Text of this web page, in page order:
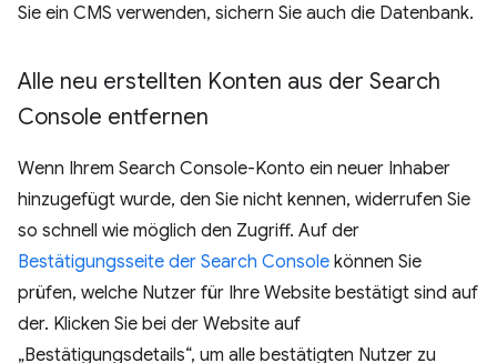
Sie ein CMS verwenden, sichern Sie auch die Datenbank.
Alle neu erstellten Konten aus der Search
Console entfernen
Wenn Ihrem Search Console-Konto ein neuer Inhaber
hinzugefügt wurde, den Sie nicht kennen, widerrufen Sie
so schnell wie möglich den Zugriff. Auf der
Bestätigungsseite der Search Console können Sie
prüfen, welche Nutzer für Ihre Website bestätigt sind auf
der. Klicken Sie bei der Website auf
„Bestätigungsdetails“, um alle bestätigten Nutzer zu